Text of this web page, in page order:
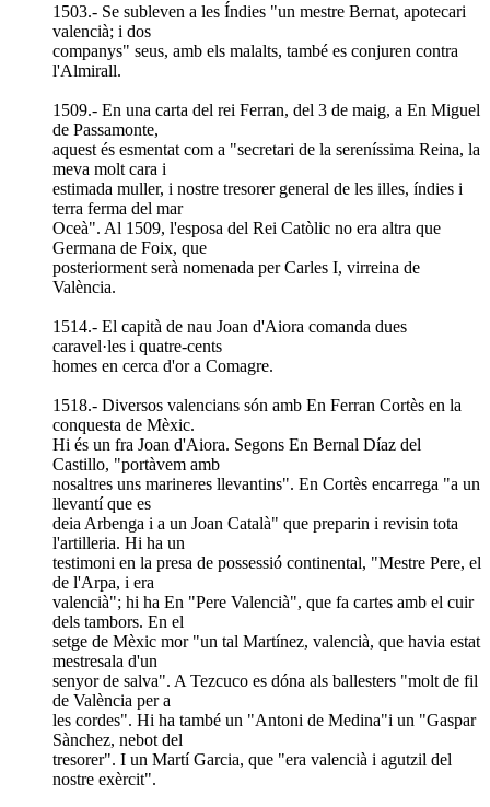
1503.- Se subleven a les Índies "un mestre Bernat, apotecari
valencià; i dos
companys" seus, amb els malalts, també es conjuren contra
l'Almirall.
1509.- En una carta del rei Ferran, del 3 de maig, a En Miguel
de Passamonte,
aquest és esmentat com a "secretari de la sereníssima Reina, la
meva molt cara i
estimada muller, i nostre tresorer general de les illes, índies i
terra ferma del mar
Oceà". Al 1509, l'esposa del Rei Catòlic no era altra que
Germana de Foix, que
posteriorment serà nomenada per Carles I, virreina de
València.
1514.- El capità de nau Joan d'Aiora comanda dues
caravel·les i quatre-cents
homes en cerca d'or a Comagre.
1518.- Diversos valencians són amb En Ferran Cortès en la
conquesta de Mèxic.
Hi és un fra Joan d'Aiora. Segons En Bernal Díaz del
Castillo, "portàvem amb
nosaltres uns marineres llevantins". En Cortès encarrega "a un
llevantí que es
deia Arbenga i a un Joan Català" que preparin i revisin tota
l'artilleria. Hi ha un
testimoni en la presa de possessió continental, "Mestre Pere, el
de l'Arpa, i era
valencià"; hi ha En "Pere Valencià", que fa cartes amb el cuir
dels tambors. En el
setge de Mèxic mor "un tal Martínez, valencià, que havia estat
mestresala d'un
senyor de salva". A Tezcuco es dóna als ballesters "molt de fil
de València per a
les cordes". Hi ha també un "Antoni de Medina"i un "Gaspar
Sànchez, nebot del
tresorer". I un Martí Garcia, que "era valencià i agutzil del
nostre exèrcit".